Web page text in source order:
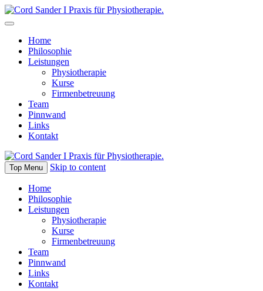
Home
Philosophie
Leistungen
Physiotherapie
Kurse
Firmenbetreuung
Team
Pinnwand
Links
Kontakt
Top Menu Skip to content
Home
Philosophie
Leistungen
Physiotherapie
Kurse
Firmenbetreuung
Team
Pinnwand
Links
Kontakt